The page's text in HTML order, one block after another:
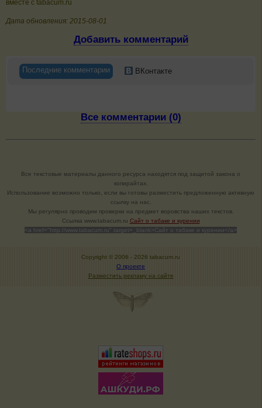
вместе с tabacum.ru
Дата обновления: 2015-08-01
Добавить комментарий
Последние комментарии ВКонтакте
Все комментарии (0)
Все текстовые материалы данного ресурса находятся под защитой закона о
копирайтах.
Использование возможно только, если вы готовы разместить предложенную активную
ссылку на нас.
Мы регулярно проводим проверки на предмет воровства наших текстов.
Cсылка www.tabacum.ru Сайт о табаке и курении
<a href="http://www.tabacum.ru" target=_blank>Сайт о табаке и курении</a>
Copyright © 2006 - 2026 tabacum.ru
О проекте
Разместить рекламу на сайте